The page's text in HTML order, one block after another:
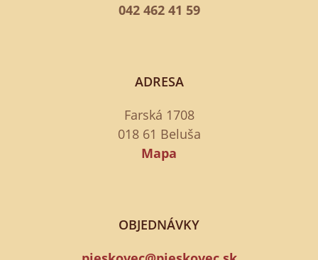
042 462 41 59
ADRESA
Farská 1708
018 61 Beluša
Mapa
OBJEDNÁVKY